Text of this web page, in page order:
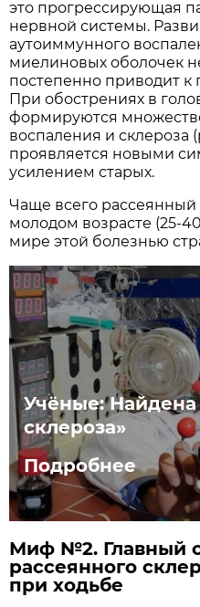
это прогрессирующая
нервной системы.
аутоиммунного
миелиновых оболочек
постепенно приводит к
При обострениях в
формируются
воспаления и склероза
проявляется новыми
усилением старых.
Чаще всего рассеянный
молодом возрасте (25-
мире этой болезнью
Учёные: Найдена
склероза»
Подробнее
Миф №2. Главный
рассеянного
при ходьбе